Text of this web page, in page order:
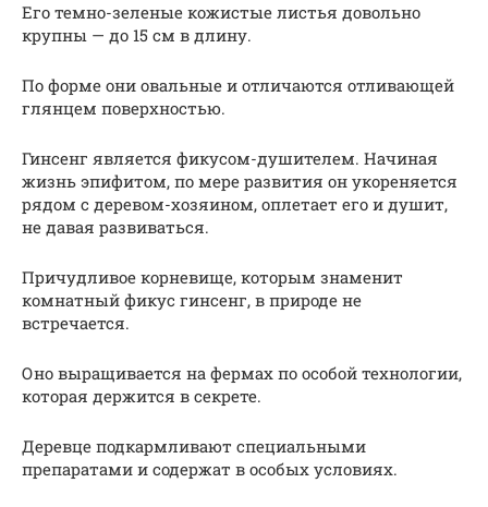
Его темно-зеленые кожистые листья довольно
крупны — до 15 см в длину.
По форме они овальные и отличаются отливающей
глянцем поверхностью.
Гинсенг является фикусом-душителем. Начиная
жизнь эпифитом, по мере развития он укореняется
рядом с деревом-хозяином, оплетает его и душит,
не давая развиваться.
Причудливое корневище, которым знаменит
комнатный фикус гинсенг, в природе не
встречается.
Оно выращивается на фермах по особой технологии,
которая держится в секрете.
Деревце подкармливают специальными
препаратами и содержат в особых условиях.